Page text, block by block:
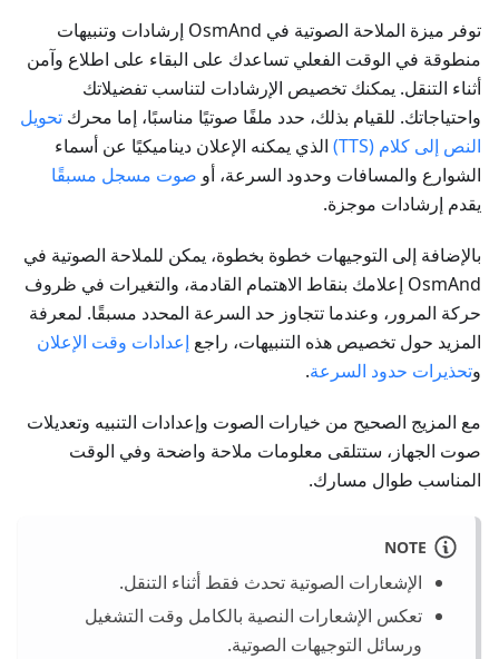
توفر ميزة الملاحة الصوتية في OsmAnd إرشادات وتنبيهات
منطوقة في الوقت الفعلي تساعدك على البقاء على اطلاع وآمن
أثناء التنقل. يمكنك تخصيص الإرشادات لتناسب تفضيلاتك
واحتياجاتك. للقيام بذلك، حدد ملفًا صوتيًا مناسبًا، إما محرك تحويل
النص إلى كلام (TTS)
الذي يمكنه الإعلان ديناميكيًا عن أسماء
الشوارع والمسافات وحدود السرعة، أو صوت مسجل مسبقًا
يقدم إرشادات موجزة.
بالإضافة إلى التوجيهات خطوة بخطوة، يمكن للملاحة الصوتية في
OsmAnd إعلامك بنقاط الاهتمام القادمة، والتغيرات في ظروف
حركة المرور، وعندما تتجاوز حد السرعة المحدد مسبقًا. لمعرفة
المزيد حول تخصيص هذه التنبيهات، راجع إعدادات وقت الإعلان
وتحذيرات حدود السرعة.
مع المزيج الصحيح من خيارات الصوت وإعدادات التنبيه وتعديلات
صوت الجهاز، ستتلقى معلومات ملاحة واضحة وفي الوقت
المناسب طوال مسارك.
NOTE
الإشعارات الصوتية تحدث فقط أثناء التنقل.
تعكس الإشعارات النصية بالكامل وقت التشغيل
ورسائل التوجيهات الصوتية.